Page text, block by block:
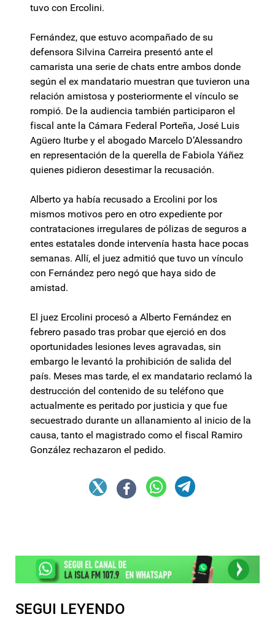
tuvo con Ercolini.
Fernández, que estuvo acompañado de su
defensora Silvina Carreira presentó ante el
camarista una serie de chats entre ambos donde
según el ex mandatario muestran que tuvieron una
relación amistosa y posteriormente el vínculo se
rompió. De la audiencia también participaron el
fiscal ante la Cámara Federal Porteña, José Luis
Agüero Iturbe y el abogado Marcelo D’Alessandro
en representación de la querella de Fabiola Yáñez
quienes pidieron desestimar la recusación.
Alberto ya había recusado a Ercolini por los
mismos motivos pero en otro expediente por
contrataciones irregulares de pólizas de seguros a
entes estatales donde intervenía hasta hace pocas
semanas. Allí, el juez admitió que tuvo un vínculo
con Fernández pero negó que haya sido de
amistad.
El juez Ercolini procesó a Alberto Fernández en
febrero pasado tras probar que ejerció en dos
oportunidades lesiones leves agravadas, sin
embargo le levantó la prohibición de salida del
país. Meses mas tarde, el ex mandatario reclamó la
destrucción del contenido de su teléfono que
actualmente es peritado por justicia y que fue
secuestrado durante un allanamiento al inicio de la
causa, tanto el magistrado como el fiscal Ramiro
González rechazaron el pedido.
SEGUI LEYENDO